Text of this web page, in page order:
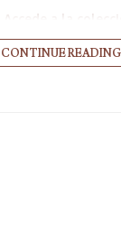
Accede a la
CONTINUE READING